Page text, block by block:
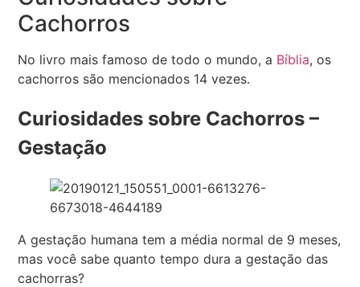
Cachorros
No livro mais famoso de todo o mundo, a Bíblia, os
cachorros são mencionados 14 vezes.
Curiosidades sobre Cachorros –
Gestação
A gestação humana tem a média normal de 9 meses,
mas você sabe quanto tempo dura a gestação das
cachorras?